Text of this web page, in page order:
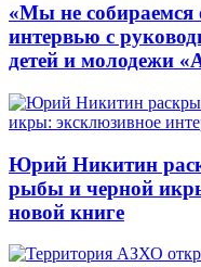
«Мы не собираемся
интервью с
детей и молодежи
Юрий Никитин
рыбы и черной
новой книге